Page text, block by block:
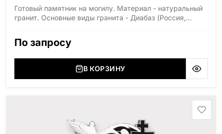
Готовый памятник на могилу. Материал - натуральный
гранит. Основные виды гранита - Диабаз (Россия,
(Украина, Житомерская область), Лабродарит
(Украина, Житомерская область), Сюксюансаари
(Россия, Карелия), Амфиболит (Россия, Мурманская
минимальные стандартные размеры: Стела: 80x40x5
По запросу
В КОРЗИНУ